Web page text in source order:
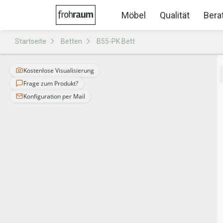
Möbel Qualität
Startseite Betten B55-PK Bett
Kostenlose Visualisierung
Frage zum Produkt?
Konfiguration per Mail